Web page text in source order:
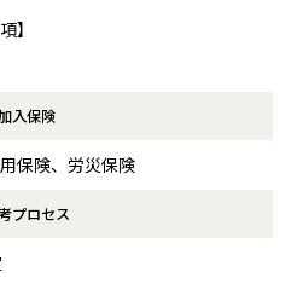
】
入保険
保険、労災保険
プロセス